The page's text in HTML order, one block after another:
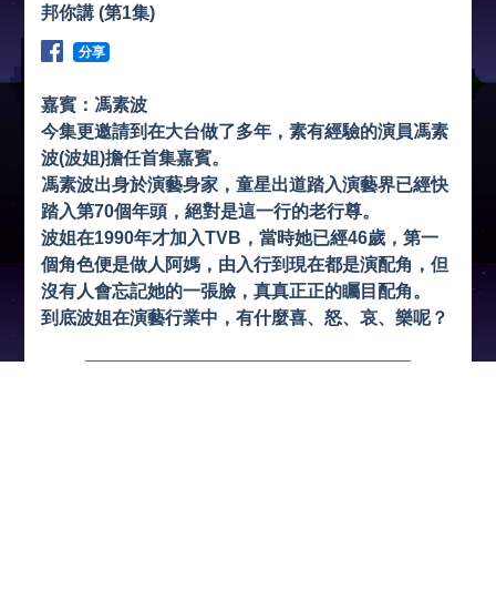
邦你講 (第1集)
分享
嘉賓：馮素波
今集更邀請到在大台做了多年，素有經驗的演員馮素
波(波姐)擔任首集嘉賓。
馮素波出身於演藝身家，童星出道踏入演藝界已經快
踏入第70個年頭，絕對是這一行的老行尊。
波姐在1990年才加入TVB，當時她已經46歲，第一
個角色便是做人阿媽，由入行到現在都是演配角，但
沒有人會忘記她的一張臉，真真​​正正的矚目配角。
到底波姐在演藝行業中，有什麼喜、怒、哀、樂呢？